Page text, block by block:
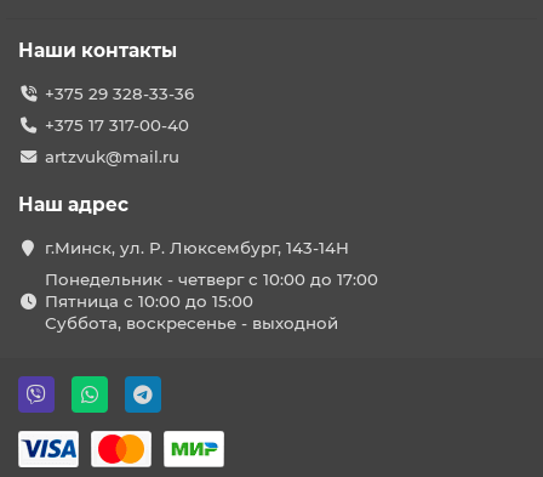
Наши контакты
+375 29 328-33-36
+375 17 317-00-40
artzvuk@mail.ru
Наш адрес
г.Минск, ул. Р. Люксембург, 143-14Н
Понедельник - четверг с 10:00 до 17:00
Пятница с 10:00 до 15:00
Суббота, воскресенье - выходной